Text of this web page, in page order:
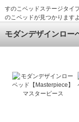
すのこベッドステージタイ
のこベッドが見つかります
モダンデザインロー